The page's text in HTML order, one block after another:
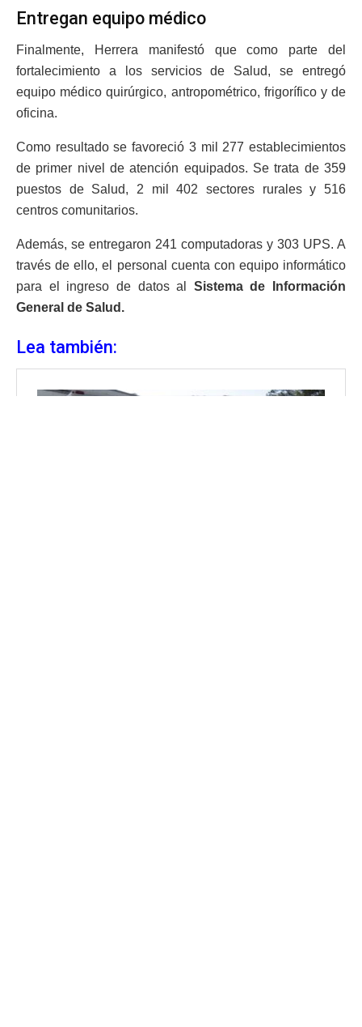
Entregan equipo médico
Finalmente, Herrera manifestó que como parte del
fortalecimiento a los servicios de Salud, se entregó
equipo médico quirúrgico, antropométrico, frigorífico y de
oficina.
Como resultado se favoreció 3 mil 277 establecimientos
de primer nivel de atención equipados. Se trata de 359
puestos de Salud, 2 mil 402 sectores rurales y 516
centros comunitarios.
Además, se entregaron 241 computadoras y 303 UPS. A
través de ello, el personal cuenta con equipo informático
para el ingreso de datos al Sistema de Información
General de Salud.
Lea también: